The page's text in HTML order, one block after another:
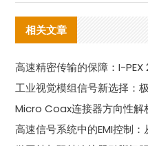
相关文章
高速精密传输的保障：I-
工业视觉模组信号新选择：
Micro Coax连接器方向性解
高速信号系统中的EMI控制